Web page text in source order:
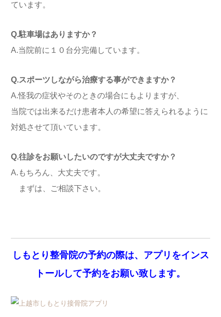
ています。
Q.駐車場はありますか？
A.当院前に１０台分完備しています。
Q.スポーツしながら治療する事ができますか？
A.怪我の症状やそのときの場合にもよりますが、
当院では出来るだけ患者本人の希望に答えられるように
対処させて頂いています。
Q.往診をお願いしたいのですが大丈夫ですか？
A.もちろん、大丈夫です。
まずは、ご相談下さい。
しもとり整骨院の予約の際は、アプリをインス
トールして予約をお願い致します。